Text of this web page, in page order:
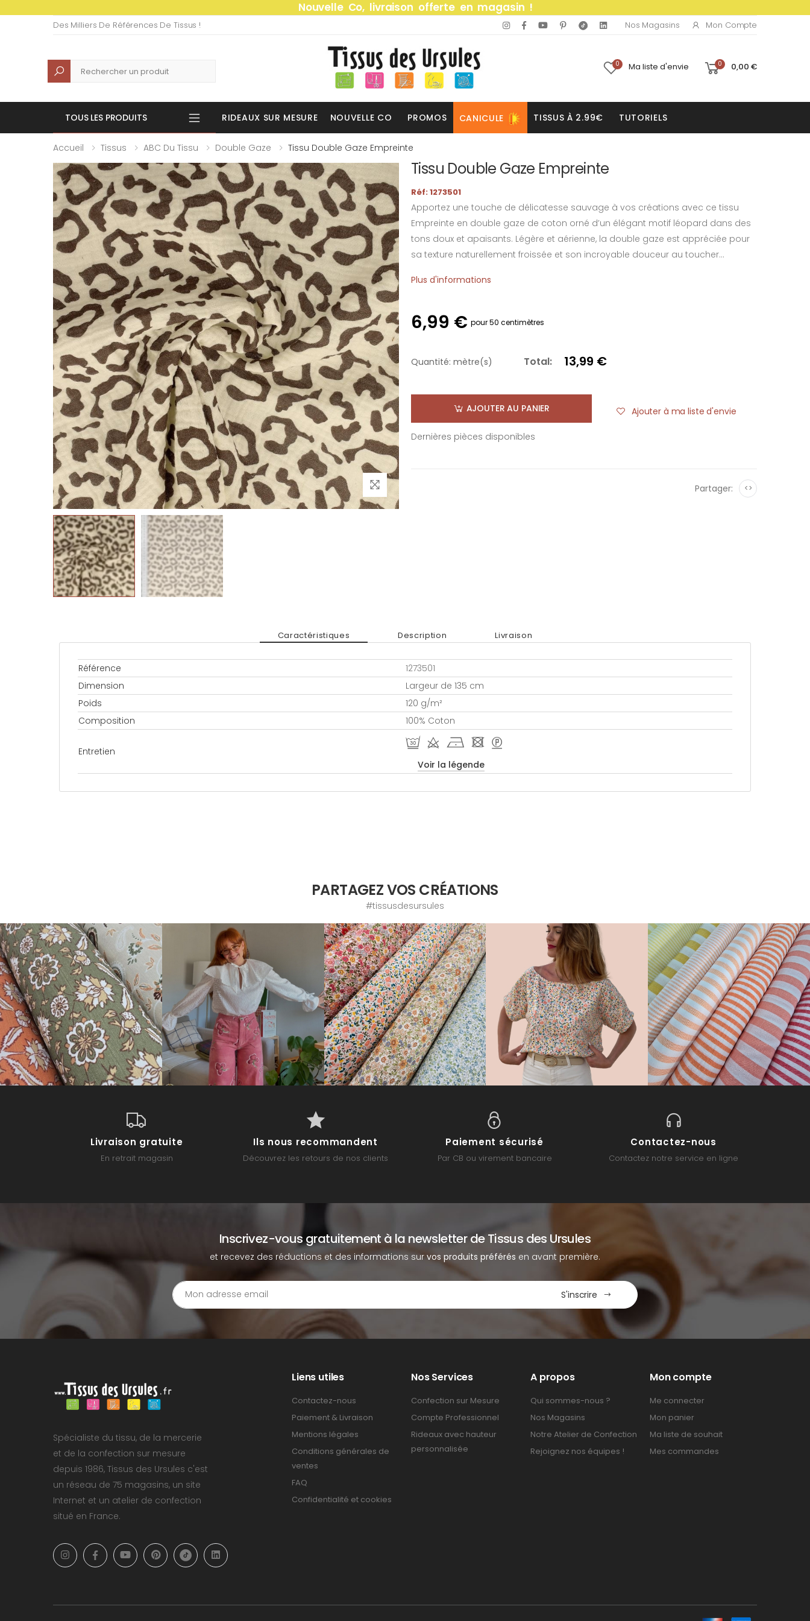
Nouvelle Co, livraison offerte en magasin !
Des Milliers De Références De Tissus ! Nos Magasins Mon Compte
Recherche 0 Ma liste d'envie 0 0,00 €
TOUS LES PRODUITS RIDEAUX SUR MESURE NOUVELLE CO PROMOS CANICULE TISSUS À 2.99€ TUTORIELS
Accueil Tissus ABC Du Tissu Double Gaze Tissu Double Gaze Empreinte
Tissu Double Gaze Empreinte
Réf: 1273501
Apportez une touche de délicatesse sauvage à vos créations avec ce tissu
Empreinte en double gaze de coton orné d’un élégant motif léopard dans des
tons doux et apaisants. Légère et aérienne, la double gaze est appréciée pour
sa texture naturellement froissée et son incroyable douceur au toucher...
Plus d'informations
6,99 € pour 50 centimètres
Quantité: mètre(s) Total: 13,99 €
AJOUTER AU PANIER Ajouter à ma liste d'envie
Dernières pièces disponibles
Partager: <>
Caractéristiques Description Livraison
Référence
1273501
Dimension
Largeur de 135 cm
Poids
120 g/m²
Composition
100% Coton
Entretien
R d h - >
Voir la légende
PARTAGEZ VOS CRÉATIONS
#tissusdesursules
Livraison gratuite
En retrait magasin
Ils nous recommandent
Découvrez les retours de nos clients
Paiement sécurisé
Par CB ou virement bancaire
Contactez-nous
Contactez notre service en ligne
Inscrivez-vous gratuitement à la newsletter de Tissus des Ursules
et recevez des réductions et des informations survos produits préférés en avant première.
S'inscrire
Spécialiste du tissu, de la mercerie
et de la confection sur mesure
depuis 1986, Tissus des Ursules c'est
un réseau de 75 magasins, un site
Internet et un atelier de confection
situé en France.
Liens utiles
Contactez-nous
Paiement & Livraison
Mentions légales
Conditions générales de
ventes
FAQ
Confidentialité et cookies
Nos Services
Confection sur Mesure
Compte Professionnel
Rideaux avec hauteur
personnalisée
A propos
Qui sommes-nous ?
Nos Magasins
Notre Atelier de Confection
Rejoignez nos équipes !
Mon compte
Me connecter
Mon panier
Ma liste de souhait
Mes commandes